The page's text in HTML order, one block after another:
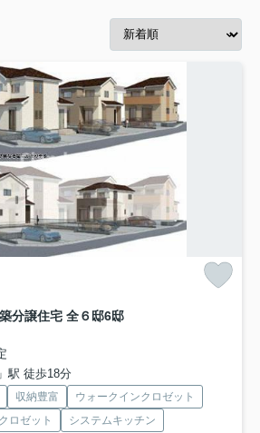
分譲住宅 全６邸6邸
駅 徒歩18分
収納豊富
ウォークインクロゼット
ロゼット
システムキッチン